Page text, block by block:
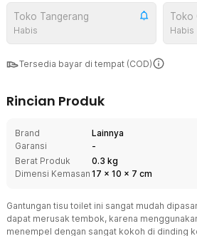
Toko Tangerang
Habis
Toko
Habis
Tersedia bayar di tempat (COD)
Rincian Produk
Brand
Lainnya
Garansi
-
Berat Produk
0.3 kg
Dimensi Kemasan 17 x 10 x 7 cm
Gantungan tisu toilet ini sangat mudah
dapat merusak tembok, karena
menempel dengan sangat kokoh di dinding